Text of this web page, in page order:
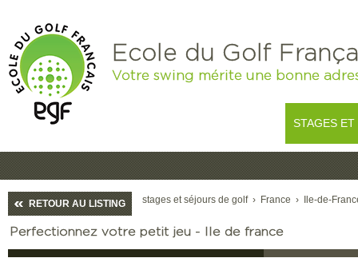
Ecole du Golf
Votre swing mérite une bonne
STAGES
RETOUR AU LISTING stages et séjours de golf › France › Ile-de-
Perfectionnez votre petit jeu - Ile de france